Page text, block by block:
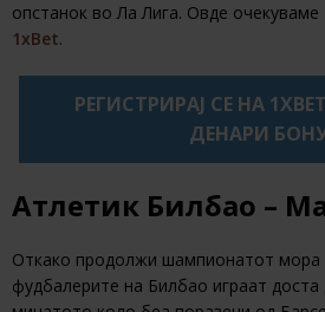
опстанок во Ла Лига. Овде очекуваме
1xBet.
РЕГИСТРИРАЈ СЕ НА
ДЕНАРИ
Атлетик Билбао –
Откако продолжи шампионатот мора
фудбалерите на Билбао играат